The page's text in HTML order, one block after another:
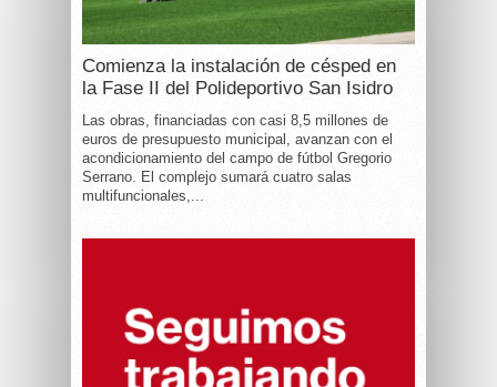
Comienza la instalación de césped en
la Fase II del Polideportivo San Isidro
Las obras, financiadas con casi 8,5 millones de
euros de presupuesto municipal, avanzan con el
acondicionamiento del campo de fútbol Gregorio
Serrano. El complejo sumará cuatro salas
multifuncionales,...